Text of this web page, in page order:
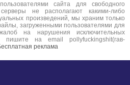
сайта для свободного
не располагают какими-либо
произведений, мы храним только
загруженными пользователями для
на нарушения исключительных
пишите на email pollyfuckingshit(гав-
реклама